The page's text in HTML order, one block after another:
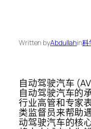
Written byAbdullahin科
自动驾驶汽车
自动驾驶汽车的
行业高管和专家
类监督员来帮助
动驾驶汽车的核